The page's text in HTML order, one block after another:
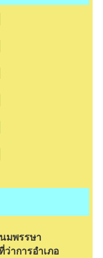
มพรรษา
าการอำเภอ